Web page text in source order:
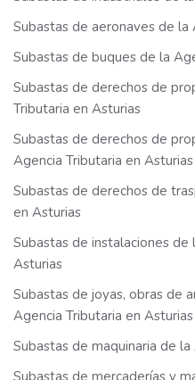
Subastas de aeronaves de la
Subastas de buques de la
Subastas de derechos de
Tributaria en Asturias
Subastas de derechos de
Agencia Tributaria en Asturias
Subastas de derechos de
en Asturias
Subastas de instalaciones de
Asturias
Subastas de joyas, obras de
Agencia Tributaria en Asturias
Subastas de maquinaria de